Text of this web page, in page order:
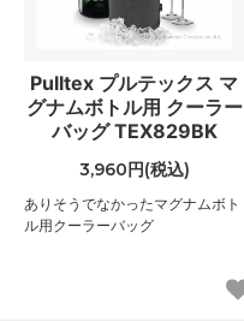
Pulltex プルテックス マ
グナムボトル用 クーラー
バッグ TEX829BK
3,960円(税込)
ありそうでなかったマグナムボト
ル用クーラーバッグ